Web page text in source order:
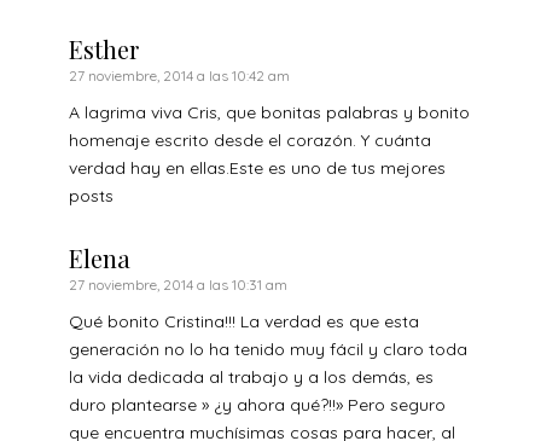
Esther
27 noviembre, 2014 a las 10:42 am
A lagrima viva Cris, que bonitas palabras y bonito
homenaje escrito desde el corazón. Y cuánta
verdad hay en ellas.Este es uno de tus mejores
posts
Elena
27 noviembre, 2014 a las 10:31 am
Qué bonito Cristina!!! La verdad es que esta
generación no lo ha tenido muy fácil y claro toda
la vida dedicada al trabajo y a los demás, es
duro plantearse » ¿y ahora qué?!!» Pero seguro
que encuentra muchísimas cosas para hacer, al